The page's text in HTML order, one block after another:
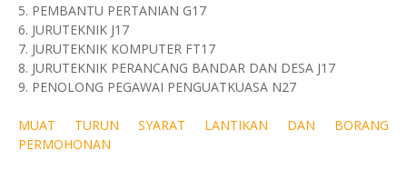
5. PEMBANTU PERTANIAN G17
6. JURUTEKNIK J17
7. JURUTEKNIK KOMPUTER FT17
8. JURUTEKNIK PERANCANG BANDAR DAN DESA J17
9. PENOLONG PEGAWAI PENGUATKUASA N27
MUAT TURUN SYARAT LANTIKAN DAN BORANG
PERMOHONAN